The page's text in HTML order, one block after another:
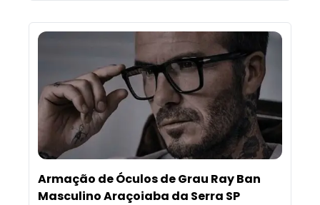
Armação de Óculos de Grau Ray Ban
Masculino Araçoiaba da Serra SP